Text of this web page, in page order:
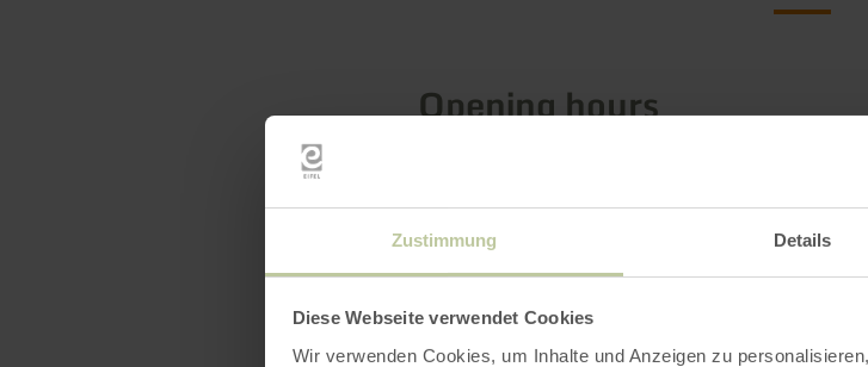
Zustimmung Details
Diese Webseite verwendet Cookies
Wir verwenden Cookies, um Inhalte und Anzeigen zu
Opening hours
Categories
Seating capacity